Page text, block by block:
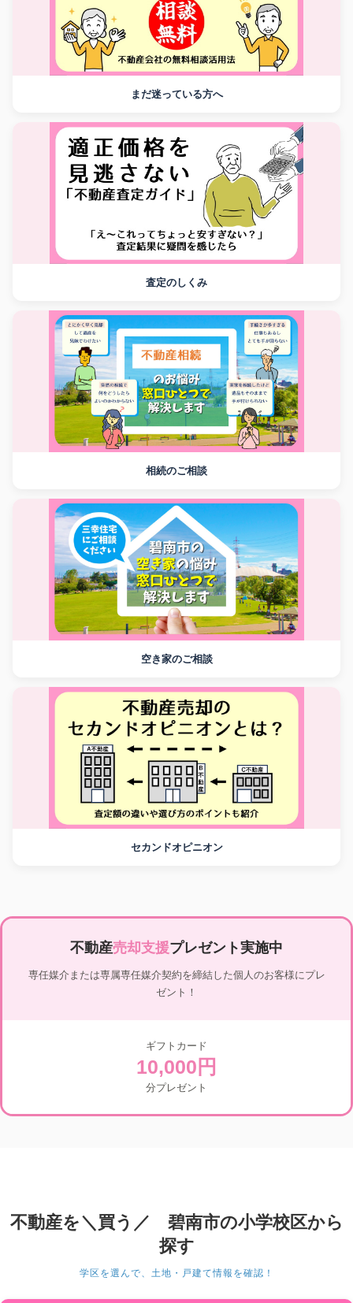
まだ迷っている方へ
査定のしくみ
相続のご相談
空き家のご相談
セカンドオピニオン
不動産売却支援プレゼント実施中
専任媒介または専属専任媒介契約を締結した個人のお客様にプレ
ゼント！
ギフトカード
10,000円
分プレゼント
不動産を＼買う／ 碧南市の小学校区から
探す
学区を選んで、土地・戸建て情報を確認！